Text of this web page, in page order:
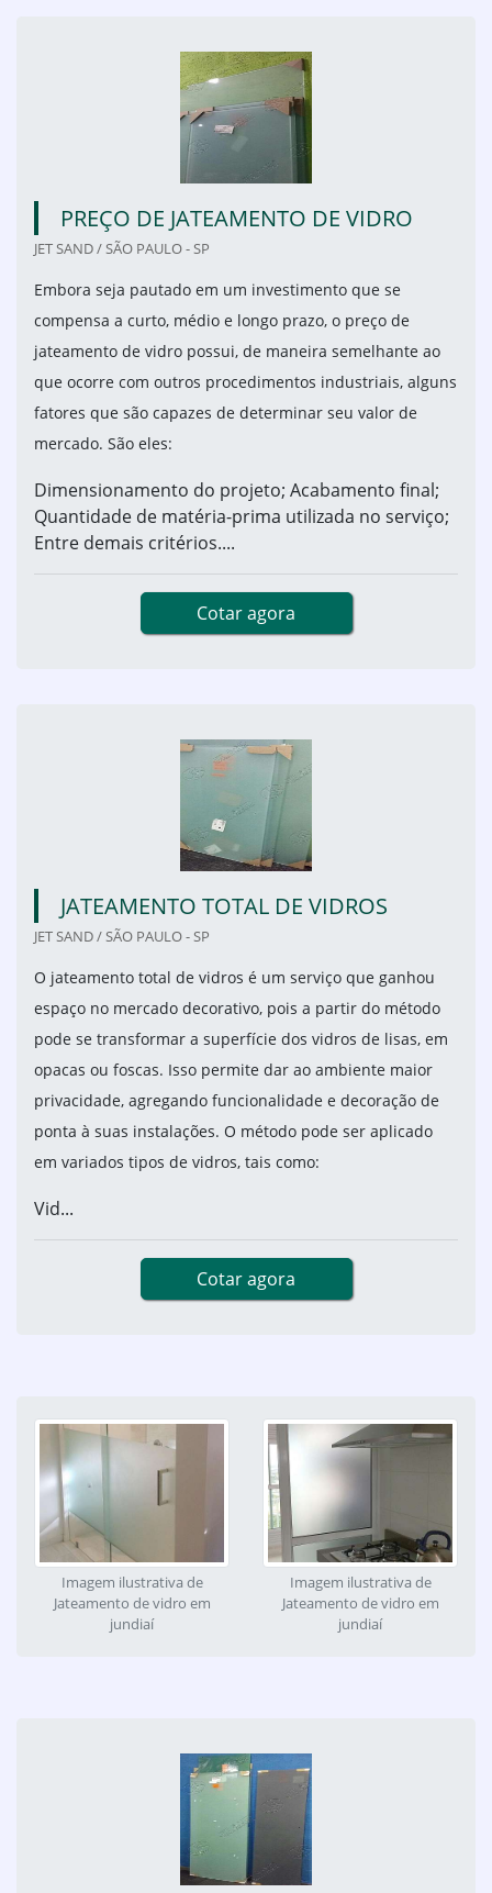
PREÇO DE JATEAMENTO DE VIDRO
JET SAND / SÃO PAULO - SP
Embora seja pautado em um investimento que se
compensa a curto, médio e longo prazo, o preço de
jateamento de vidro possui, de maneira semelhante ao
que ocorre com outros procedimentos industriais, alguns
fatores que são capazes de determinar seu valor de
mercado. São eles:
Dimensionamento do projeto; Acabamento final;
Quantidade de matéria-prima utilizada no serviço;
Entre demais critérios....
Cotar agora
JATEAMENTO TOTAL DE VIDROS
JET SAND / SÃO PAULO - SP
O jateamento total de vidros é um serviço que ganhou
espaço no mercado decorativo, pois a partir do método
pode se transformar a superfície dos vidros de lisas, em
opacas ou foscas. Isso permite dar ao ambiente maior
privacidade, agregando funcionalidade e decoração de
ponta à suas instalações. O método pode ser aplicado
em variados tipos de vidros, tais como:
Vid...
Cotar agora
Imagem ilustrativa de
Jateamento de vidro em
jundiaí
Imagem ilustrativa de
Jateamento de vidro em
jundiaí